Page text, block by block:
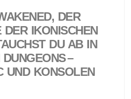
DER
IKONISCHEN
DU AB IN
–
UND KONSOLEN